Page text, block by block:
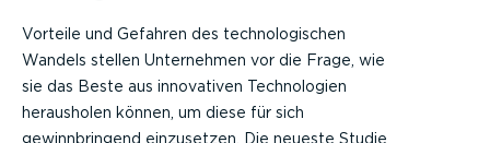
Vorteile und Gefahren des technologischen
Wandels stellen Unternehmen vor die Frage, wie
sie das Beste aus innovativen Technologien
herausholen können, um diese für sich
gewinnbringend einzusetzen. Die neueste Studie